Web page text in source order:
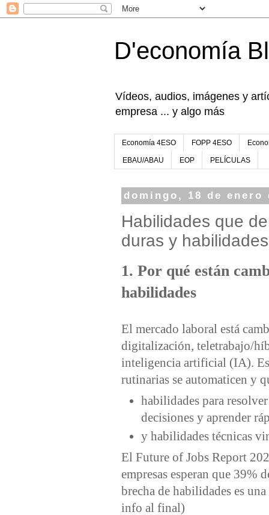
D'economía
Vídeos, audios, imágenes y
empresa ... y algo más
Economía 4ESO FOPP 4ESO
EBAU/ABAU EOP PELÍCULAS
domingo, 18 de enero
Habilidades que
duras y
1. Por qué están
habilidades
El mercado laboral está
digitalización, teletrabajo/
inteligencia artificial (IA).
rutinarias se automaticen y
habilidades para
decisiones y aprender
y habilidades técnicas
El Future of Jobs Report
empresas esperan que 39%
brecha de habilidades es
info al final)